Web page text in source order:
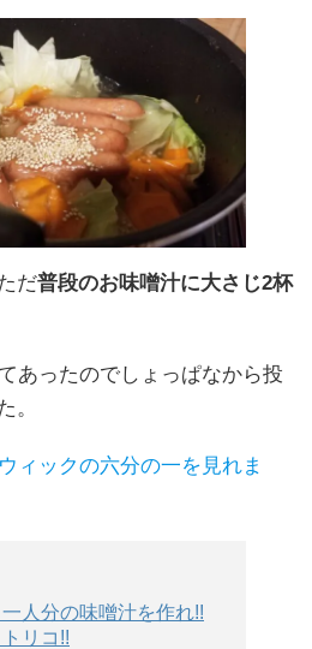
だ普段のお味噌汁に大さじ2杯
あったのでしょっぱなから投
。
ィックの六分の一を見れま
人分の味噌汁を作れ!!
リコ!!